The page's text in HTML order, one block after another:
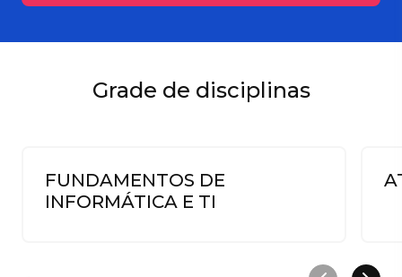
Grade de disciplinas
FUNDAMENTOS DE
INFORMÁTICA E TI